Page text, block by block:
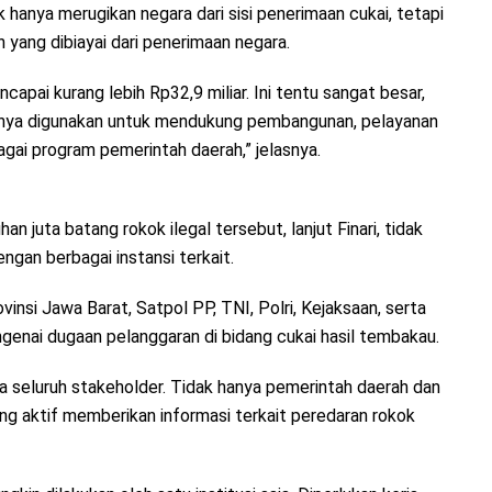
merugikan negara dari sisi penerimaan cukai, tetapi
dibiayai dari penerimaan negara.
kurang lebih Rp32,9 miliar. Ini tentu sangat besar,
digunakan untuk mendukung pembangunan, pelayanan
program pemerintah daerah,” jelasnya.
juta batang rokok ilegal tersebut, lanjut Finari, tidak
berbagai instansi terkait.
Jawa Barat, Satpol PP, TNI, Polri, Kejaksaan, serta
dugaan pelanggaran di bidang cukai hasil tembakau.
seluruh stakeholder. Tidak hanya pemerintah daerah dan
aktif memberikan informasi terkait peredaran rokok